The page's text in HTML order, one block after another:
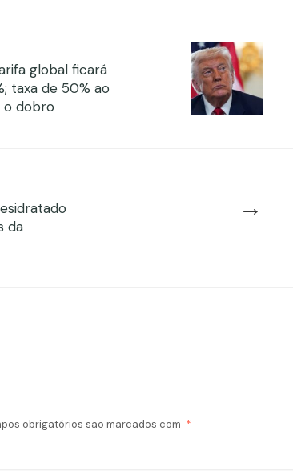
global ficará
taxa de 50% ao
o dobro
→
da
obrigatórios são marcados com *